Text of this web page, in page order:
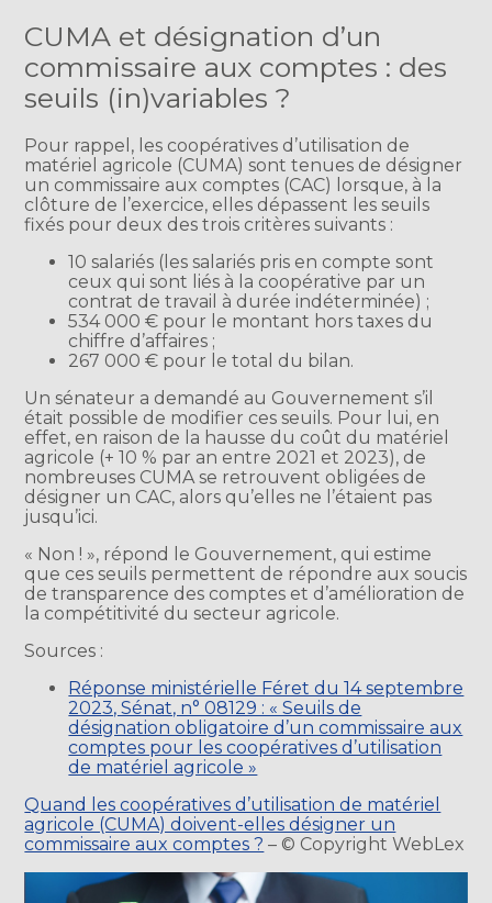
CUMA et désignation d’un
commissaire aux comptes : des
seuils (in)variables ?
Pour rappel, les coopératives d’utilisation de
matériel agricole (CUMA) sont tenues de désigner
un commissaire aux comptes (CAC) lorsque, à la
clôture de l’exercice, elles dépassent les seuils
fixés pour deux des trois critères suivants :
10 salariés (les salariés pris en compte sont
ceux qui sont liés à la coopérative par un
contrat de travail à durée indéterminée) ;
534 000 € pour le montant hors taxes du
chiffre d’affaires ;
267 000 € pour le total du bilan.
Un sénateur a demandé au Gouvernement s’il
était possible de modifier ces seuils. Pour lui, en
effet, en raison de la hausse du coût du matériel
agricole (+ 10 % par an entre 2021 et 2023), de
nombreuses CUMA se retrouvent obligées de
désigner un CAC, alors qu’elles ne l’étaient pas
jusqu’ici.
« Non ! », répond le Gouvernement, qui estime
que ces seuils permettent de répondre aux soucis
de transparence des comptes et d’amélioration de
la compétitivité du secteur agricole.
Sources :
Réponse ministérielle Féret du 14 septembre
2023, Sénat, n° 08129 : « Seuils de
désignation obligatoire d’un commissaire aux
comptes pour les coopératives d’utilisation
de matériel agricole »
Quand les coopératives d’utilisation de matériel
agricole (CUMA) doivent-elles désigner un
commissaire aux comptes ? – © Copyright WebLex